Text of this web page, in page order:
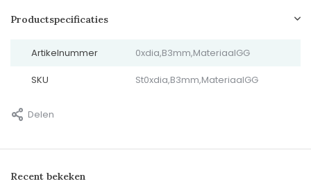
Productspecificaties
Artikelnummer 0xdia,B3mm,MateriaalGG
SKU St0xdia,B3mm,MateriaalGG
Delen
Recent bekeken